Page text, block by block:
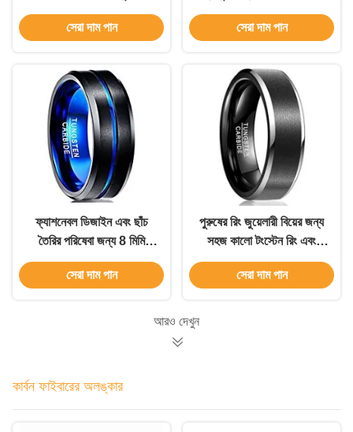
বিয়ের আংটি
সেরা দাম পান
গোলাপী সোনার টংস্টেন কার্বাইড
বিবাহের আংটি
সেরা দাম পান
ফ্যাশনেবল ডিজাইন এবং ছাঁচ
তৈরির পরিষেবা জন্য 8 মিমি
টংস্টেন কার্বাইড পুরুষদের বিবাহের
ব্যান্ড ভ্যাকুয়াম প্লাস্টিক কালো
সেরা দাম পান
পুরুষের রিং জুয়েলারী বিয়ের জন্য
সহজ কালো টংস্টেন রিং এবং
এনগেজমেন্ট
সেরা দাম পান
আরও দেখুন
কার্বন ফাইবারের অলঙ্কার